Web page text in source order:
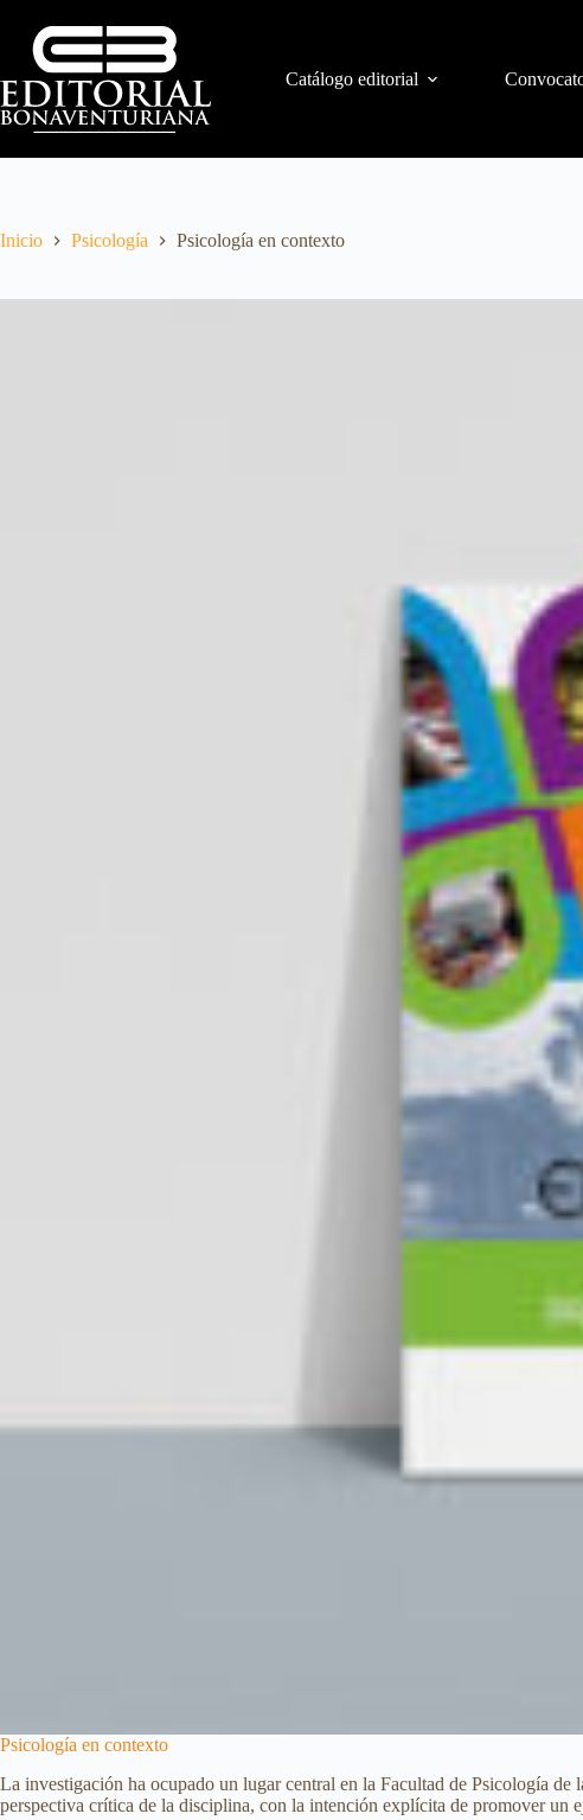
Catálogo editorial
Inicio Psicología Psicología en contexto
Psicología en contexto
La investigación ha ocupado un lugar central en la Facultad de Psicología
perspectiva crítica de la disciplina, con la intención explícita de promover un